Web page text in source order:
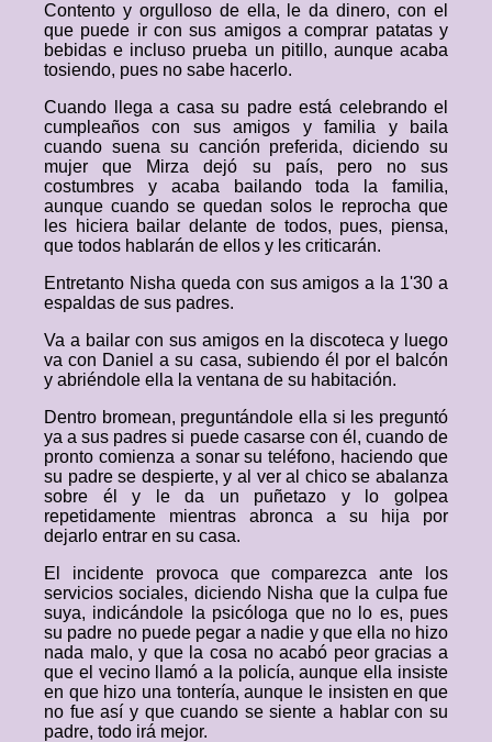
Contento y orgulloso de ella, le da dinero, con el
que puede ir con sus amigos a comprar patatas y
bebidas e incluso prueba un pitillo, aunque acaba
tosiendo, pues no sabe hacerlo.
Cuando llega a casa su padre está celebrando el
cumpleaños con sus amigos y familia y baila
cuando suena su canción preferida, diciendo su
mujer que Mirza dejó su país, pero no sus
costumbres y acaba bailando toda la familia,
aunque cuando se quedan solos le reprocha que
les hiciera bailar delante de todos, pues, piensa,
que todos hablarán de ellos y les criticarán.
Entretanto Nisha queda con sus amigos a la 1'30 a
espaldas de sus padres.
Va a bailar con sus amigos en la discoteca y luego
va con Daniel a su casa, subiendo él por el balcón
y abriéndole ella la ventana de su habitación.
Dentro bromean, preguntándole ella si les preguntó
ya a sus padres si puede casarse con él, cuando de
pronto comienza a sonar su teléfono, haciendo que
su padre se despierte, y al ver al chico se abalanza
sobre él y le da un puñetazo y lo golpea
repetidamente mientras abronca a su hija por
dejarlo entrar en su casa.
El incidente provoca que comparezca ante los
servicios sociales, diciendo Nisha que la culpa fue
suya, indicándole la psicóloga que no lo es, pues
su padre no puede pegar a nadie y que ella no hizo
nada malo, y que la cosa no acabó peor gracias a
que el vecino llamó a la policía, aunque ella insiste
en que hizo una tontería, aunque le insisten en que
no fue así y que cuando se siente a hablar con su
padre, todo irá mejor.